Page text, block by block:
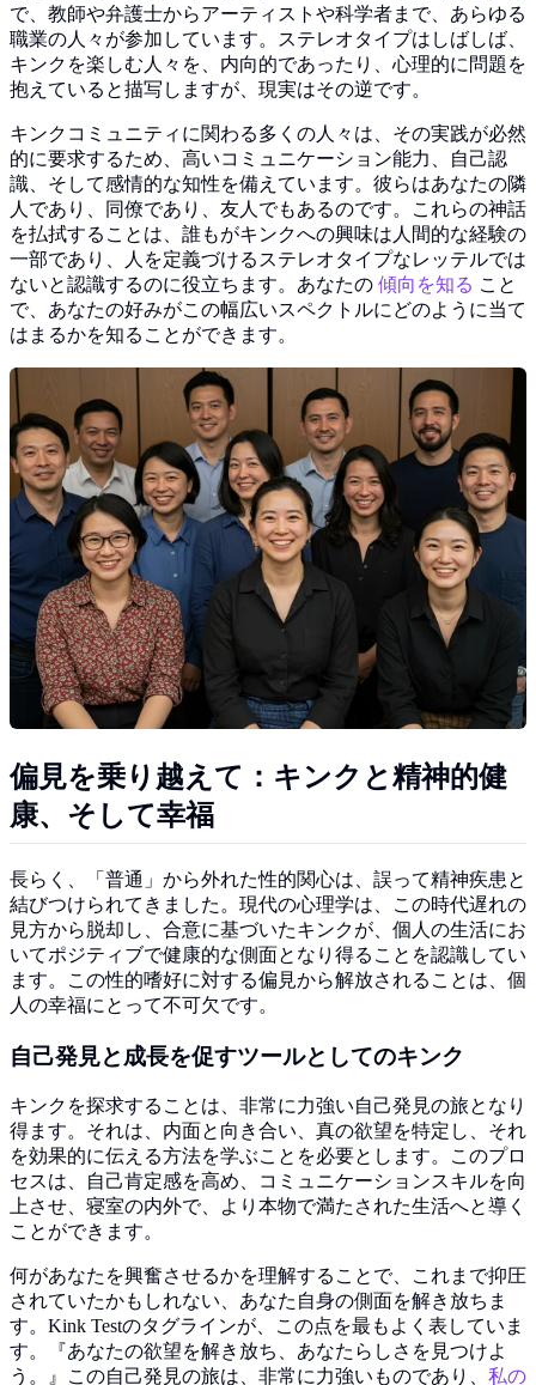
で、教師や弁護士からアーティストや科学者まで、あらゆる
職業の人々が参加しています。ステレオタイプはしばしば、
キンクを楽しむ人々を、内向的であったり、心理的に問題を
抱えていると描写しますが、現実はその逆です。
キンクコミュニティに関わる多くの人々は、その実践が必然
的に要求するため、高いコミュニケーション能力、自己認
識、そして感情的な知性を備えています。彼らはあなたの隣
人であり、同僚であり、友人でもあるのです。これらの神話
を払拭することは、誰もがキンクへの興味は人間的な経験の
一部であり、人を定義づけるステレオタイプなレッテルでは
ないと認識するのに役立ちます。あなたの 傾向を知る こと
で、あなたの好みがこの幅広いスペクトルにどのように当て
はまるかを知ることができます。
偏見を乗り越えて：キンクと精神的健
康、そして幸福
長らく、「普通」から外れた性的関心は、誤って精神疾患と
結びつけられてきました。現代の心理学は、この時代遅れの
見方から脱却し、合意に基づいたキンクが、個人の生活にお
いてポジティブで健康的な側面となり得ることを認識してい
ます。この性的嗜好に対する偏見から解放されることは、個
人の幸福にとって不可欠です。
自己発見と成長を促すツールとしてのキンク
キンクを探求することは、非常に力強い自己発見の旅となり
得ます。それは、内面と向き合い、真の欲望を特定し、それ
を効果的に伝える方法を学ぶことを必要とします。このプロ
セスは、自己肯定感を高め、コミュニケーションスキルを向
上させ、寝室の内外で、より本物で満たされた生活へと導く
ことができます。
何があなたを興奮させるかを理解することで、これまで抑圧
されていたかもしれない、あなた自身の側面を解き放ちま
す。Kink Testのタグラインが、この点を最もよく表していま
す。『あなたの欲望を解き放ち、あなたらしさを見つけよ
う。』この自己発見の旅は、非常に力強いものであり、 私の